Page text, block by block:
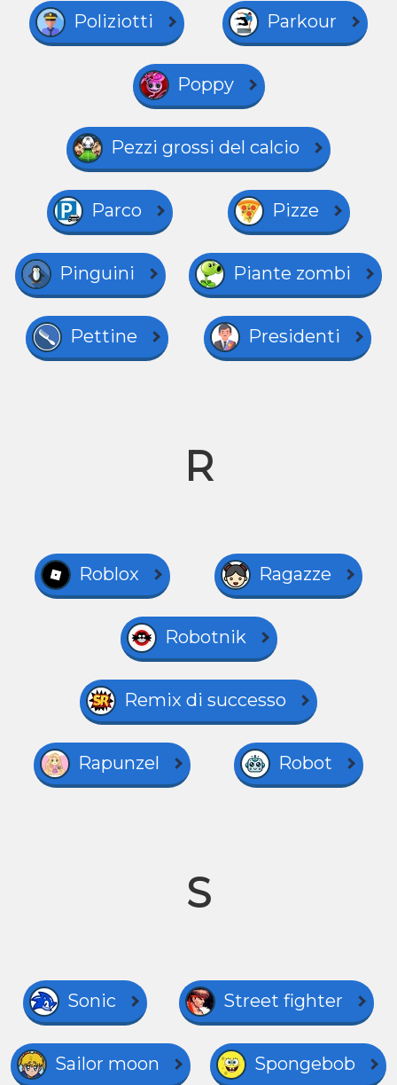
Poliziotti Parkour
Poppy
Pezzi grossi del calcio
Parco Pizze
Pinguini Piante zombi
Pettine Presidenti
R
Roblox Ragazze
Robotnik
Remix di successo
Rapunzel Robot
S
Sonic Street fighter
Sailor moon Spongebob